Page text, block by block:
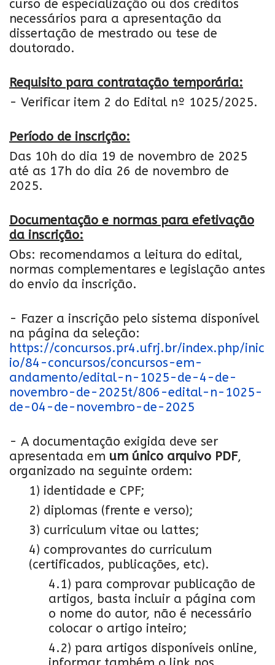
curso de especialização ou dos créditos
necessários para a apresentação da
dissertação de mestrado ou tese de
doutorado.
Requisito para contratação temporária:
- Verificar item 2 do Edital nº 1025/2025.
Período de inscrição:
Das 10h do dia 19 de novembro de 2025
até as 17h do dia 26 de novembro de
2025.
Documentação e normas para efetivação
da inscrição:
Obs: recomendamos a leitura do edital,
normas complementares e legislação antes
do envio da inscrição.
- Fazer a inscrição pelo sistema disponível
na página da seleção:
https://concursos.pr4.ufrj.br/index.php/inic
io/84-concursos/concursos-em-
andamento/edital-n-1025-de-4-de-
novembro-de-2025t/806-edital-n-1025-
de-04-de-novembro-de-2025
- A documentação exigida deve ser
apresentada em um único arquivo PDF,
organizado na seguinte ordem:
1) identidade e CPF;
2) diplomas (frente e verso);
3) curriculum vitae ou lattes;
4) comprovantes do curriculum
(certificados, publicações, etc).
4.1) para comprovar publicação de
artigos, basta incluir a página com
o nome do autor, não é necessário
colocar o artigo inteiro;
4.2) para artigos disponíveis online,